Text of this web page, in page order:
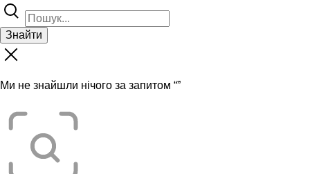
Знайти
Ми не знайшли нічого за запитом “”